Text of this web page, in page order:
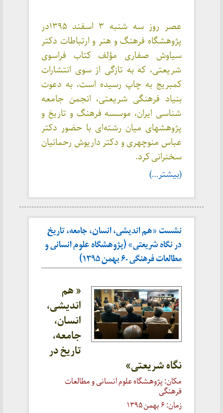
عصر روز سه شنبه ۳ اسفند ۱۳۹۵در
پژوهشگاه فرهنگ و هنر و ارتباطات دکتر
سیاوش صفاری مؤلف کتاب فراسوی
شریعتی، که به تازگی از سوی انتشارات
کمبریج به چاپ رسیده است، به دعوت
بنیاد فرهنگی شریعتی، انجمن جامعه
شناسی ایران، موسسه فرهنگ و تاریخ و
پژوهشهای میان رشته‌ای با حضور دکتر
عباس منوچهری و دکتر داریوش رحمانیان
سخنرانی کرد.
(بیشتر…)
نشست «هم اندیشی، انسان، جامعه، تاریخ
در نگاه شریعتی» (پژوهشگاه علوم انسانی و
مطالعات فرهنگی -۶ بهمن ۱۳۹۵)
« هم
اندیشی،
انسان،
جامعه،
تاریخ در
نگاه شریعتی»
مکان: پژوهشگاه علوم انسانی و مطالعات
فرهنگی
زمان: ۶ بهمن ۱۳۹۵